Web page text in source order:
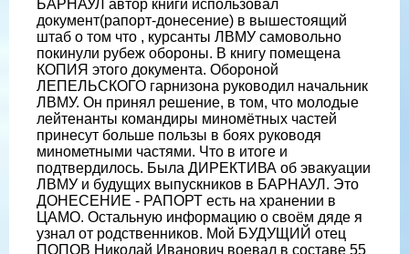
БАРНАУЛ автор книги использовал
документ(рапорт-донесение) в вышестоящий
штаб о том что , курсанты ЛВМУ самовольно
покинули рубеж обороны. В книгу помещена
КОПИЯ этого документа. Обороной
ЛЕПЕЛЬСКОГО гарнизона руководил начальник
ЛВМУ. Он принял решение, в том, что молодые
лейтенанты командиры миномётных частей
принесут больше пользы в боях руководя
минометными частями. Что в итоге и
подтвердилось. Была ДИРЕКТИВА об эвакуации
ЛВМУ и будущих выпускников в БАРНАУЛ. Это
ДОНЕСЕНИЕ - РАПОРТ есть на хранении в
ЦАМО. Остальную информацию о своём дяде я
узнал от родственников. Мой БУДУЩИЙ отец
ПОПОВ Николай Иванович воевал в составе 55